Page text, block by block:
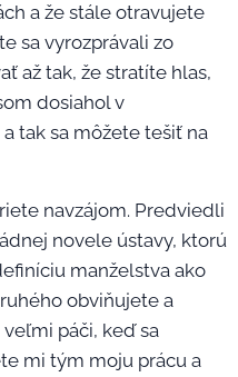
a že stále otravujete
sa vyrozprávali zo
až tak, že stratíte hlas,
dosiahol v
tak sa môžete tešiť na
navzájom. Predviedli
novele ústavy, ktorú
manželstva ako
obviňujete a
veľmi páči, keď sa
mi tým moju prácu a